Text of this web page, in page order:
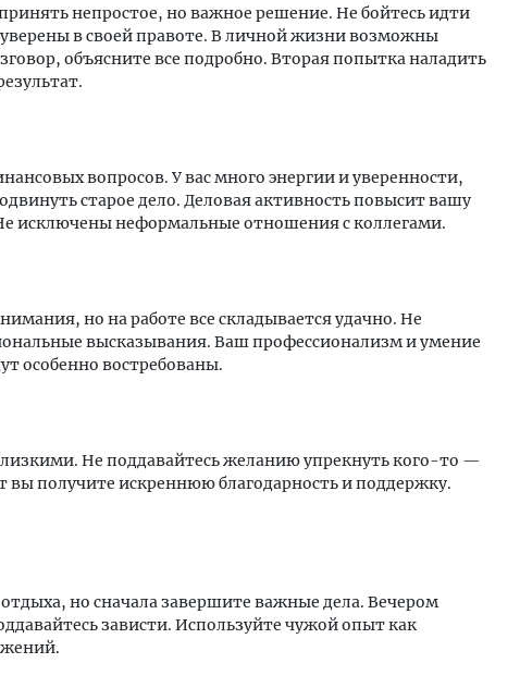
непростое, но важное решение. Не бойтесь идти
в своей правоте. В личной жизни возможны
объясните все подробно. Вторая попытка наладить
вопросов. У вас много энергии и уверенности,
старое дело. Деловая активность повысит вашу
исключены неформальные отношения с коллегами.
но на работе все складывается удачно. Не
высказывания. Ваш профессионализм и умение
особенно востребованы.
Не поддавайтесь желанию упрекнуть кого-то —
получите искреннюю благодарность и поддержку.
но сначала завершите важные дела. Вечером
зависти. Используйте чужой опыт как